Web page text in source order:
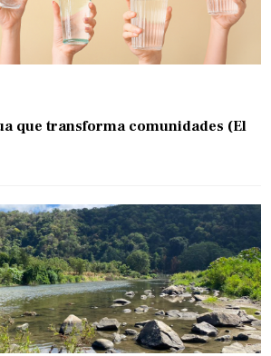
que transforma comunidades (El